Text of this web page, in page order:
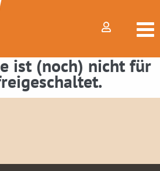
ist (noch) nicht für